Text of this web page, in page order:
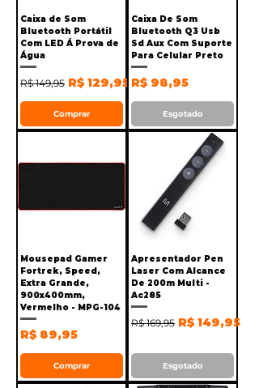
Caixa de Som
Bluetooth Portátil
Com LED Á Prova de
Água
Preço normal
R$ 149,95 Preço promocional
R$ 129,95
Comprar
Caixa De Som
Bluetooth Q3 Usb
Sd Aux Com Suporte
Para Celular Preto
Preço
R$ 98,95
Esgotado
Mousepad Gamer
Fortrek, Speed,
Extra Grande,
900x400mm,
Vermelho - MPG-104
Preço
R$ 89,95
Comprar
Apresentador Pen
Laser Com Alcance
De 200m Multi -
Ac285
Preço normal
R$ 169,95 Preço
R$ 149,95
Esgotado